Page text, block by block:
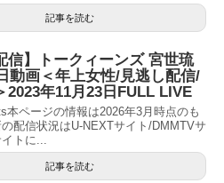
記事を読む
信】トークィーンズ 宮世琉
動画＜年上女性/見逃し配信/
2023年11月23日FULL LIVE
本ページの情報は2026年3月時点のも
配信状況はU-NEXTサイト/DMMTVサ
トに...
記事を読む